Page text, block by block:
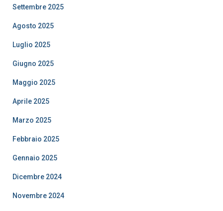
Settembre 2025
Agosto 2025
Luglio 2025
Giugno 2025
Maggio 2025
Aprile 2025
Marzo 2025
Febbraio 2025
Gennaio 2025
Dicembre 2024
Novembre 2024